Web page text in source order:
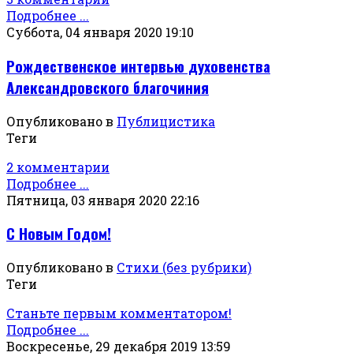
Подробнее ...
Суббота, 04 января 2020 19:10
Рождественское интервью духовенства
Александровского благочиния
Опубликовано в Публицистика
Теги
2 комментарии
Подробнее ...
Пятница, 03 января 2020 22:16
С Новым Годом!
Опубликовано в Стихи (без рубрики)
Теги
Станьте первым комментатором!
Подробнее ...
Воскресенье, 29 декабря 2019 13:59